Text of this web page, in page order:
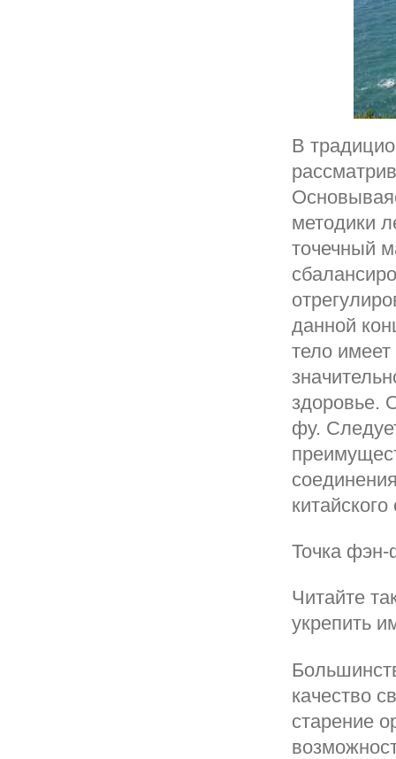
В
методики
точечный
данной
тело
здоровье.
фу.
Точка
Читайте
укрепить
качество
старение